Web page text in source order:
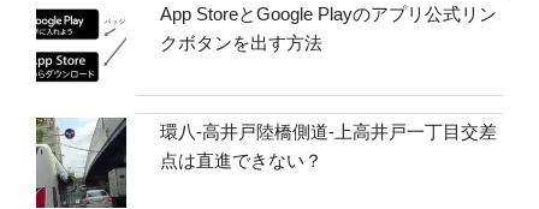
App StoreとGoogle Playのアプリ公式リン
クボタンを出す方法
環八-高井戸陸橋側道-上高井戸一丁目交差
点は直進できない？